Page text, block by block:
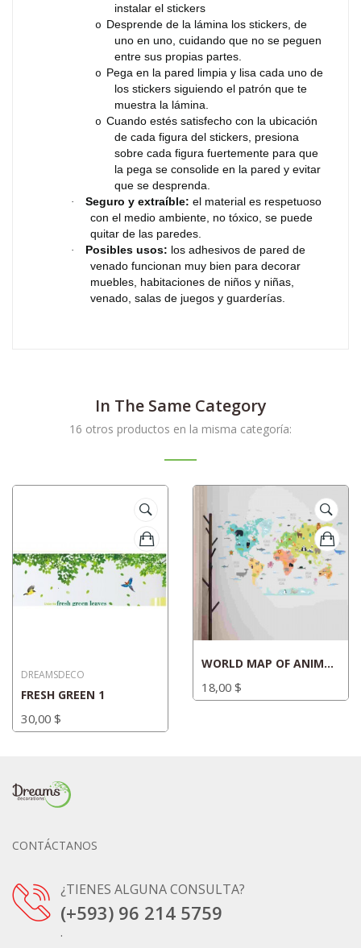
instalar el stickers
o Desprende de la lámina los stickers, de
uno en uno, cuidando que no se peguen
entre sus propias partes.
o Pega en la pared limpia y lisa cada uno de
los stickers siguiendo el patrón que te
muestra la lámina.
o Cuando estés satisfecho con la ubicación
de cada figura del stickers, presiona
sobre cada figura fuertemente para que
la pega se consolide en la pared y evitar
que se desprenda.
· Seguro y extraíble: el material es respetuoso
con el medio ambiente, no tóxico, se puede
quitar de las paredes.
· Posibles usos: los adhesivos de pared de
venado funcionan muy bien para decorar
muebles, habitaciones de niños y niñas,
venado, salas de juegos y guarderías.
In The Same Category
16 otros productos en la misma categoría:
DREAMSDECO
FRESH GREEN 1
30,00 $
WORLD MAP OF ANIMALS SF39099
18,00 $
CONTÁCTANOS
¿TIENES ALGUNA CONSULTA?
(+593) 96 214 5759
.